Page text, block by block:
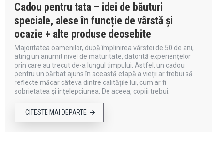
Cadou pentru tata – idei de băuturi
speciale, alese în funcție de vârstă și
ocazie + alte produse deosebite
Majoritatea oamenilor, după împlinirea vârstei de 50 de ani,
ating un anumit nivel de maturitate, datorită experiențelor
prin care au trecut de-a lungul timpului. Astfel, un cadou
pentru un bărbat ajuns în această etapă a vieții ar trebui să
reflecte măcar câteva dintre calitățile lui, cum ar fi
sobrietatea și înțelepciunea. De aceea, copiii trebui..
CITESTE MAI DEPARTE